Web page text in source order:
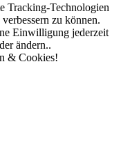
Tracking-Technologien
zu können.
Einwilligung jederzeit
ändern..
& Cookies!